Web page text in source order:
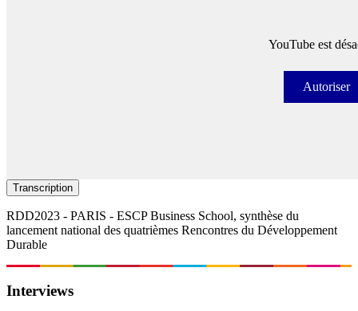
YouTube est
Autoriser
Transcription
RDD2023 - PARIS - ESCP Business School, synthèse du
lancement national des quatrièmes Rencontres du Développement
Durable
Interviews